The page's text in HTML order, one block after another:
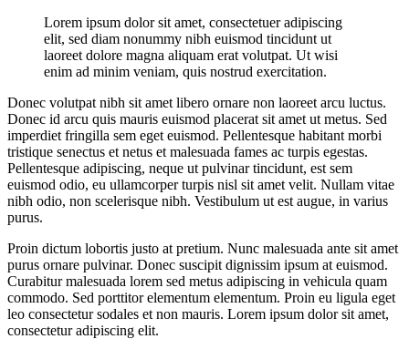
Lorem ipsum dolor sit amet, consectetuer adipiscing
elit, sed diam nonummy nibh euismod tincidunt ut
laoreet dolore magna aliquam erat volutpat. Ut wisi
enim ad minim veniam, quis nostrud exercitation.
Donec volutpat nibh sit amet libero ornare non laoreet arcu luctus.
Donec id arcu quis mauris euismod placerat sit amet ut metus. Sed
imperdiet fringilla sem eget euismod. Pellentesque habitant morbi
tristique senectus et netus et malesuada fames ac turpis egestas.
Pellentesque adipiscing, neque ut pulvinar tincidunt, est sem
euismod odio, eu ullamcorper turpis nisl sit amet velit. Nullam vitae
nibh odio, non scelerisque nibh. Vestibulum ut est augue, in varius
purus.
Proin dictum lobortis justo at pretium. Nunc malesuada ante sit amet
purus ornare pulvinar. Donec suscipit dignissim ipsum at euismod.
Curabitur malesuada lorem sed metus adipiscing in vehicula quam
commodo. Sed porttitor elementum elementum. Proin eu ligula eget
leo consectetur sodales et non mauris. Lorem ipsum dolor sit amet,
consectetur adipiscing elit.